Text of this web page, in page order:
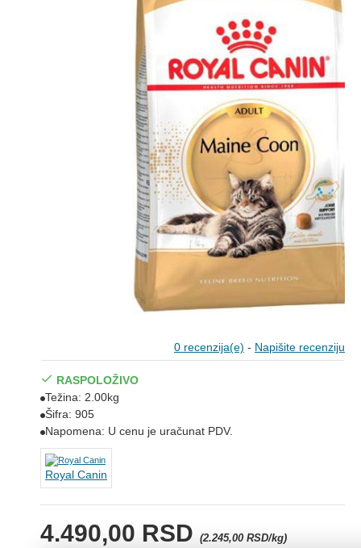
0 recenzija(e) - Napišite recenziju
4.490,00 RSD (2.245,00 RSD/kg)
RASPOLOŽIVO
Težina: 2.00kg
Šifra: 905
Napomena: U cenu je uračunat PDV.
Royal Canin